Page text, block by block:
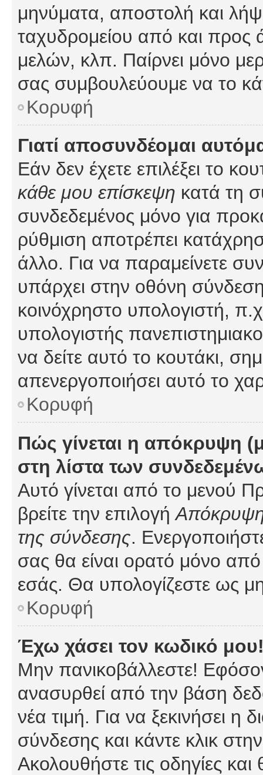
μηνύματα, αποστολή και
ταχυδρομείου από και προς
μελών, κλπ. Παίρνει μόνο
σας συμβουλεύουμε να το
Κορυφή
Γιατί αποσυνδέομαι
Εάν δεν έχετε επιλέξει το
κάθε μου επίσκεψη κατά τη
συνδεδεμένος μόνο για
ρύθμιση αποτρέπει
άλλο. Για να παραμείνετε
υπάρχει στην οθόνη
κοινόχρηστο υπολογιστή,
υπολογιστής
να δείτε αυτό το κουτάκι,
απενεργοποιήσει αυτό το
Κορυφή
Πώς γίνεται η απόκρυψη
στη λίστα των
Αυτό γίνεται από το μενού
βρείτε την επιλογήΑπόκρυψη
της σύνδεσης.
σας θα είναι ορατό μόνο από
εσάς. Θα υπολογίζεστε ως
Κορυφή
Έχω χάσει τον κωδικό
Μην πανικοβάλλεστε!
ανασυρθεί από την βάση
νέα τιμή. Για να ξεκινήσει η
σύνδεσης και κάντε κλικ
Ακολουθήστε τις οδηγίες